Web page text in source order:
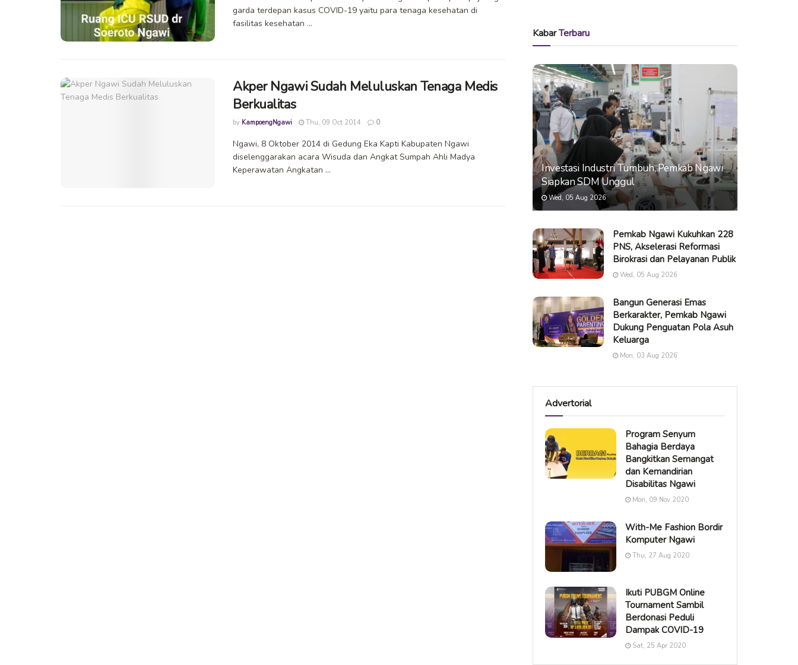
garda terdepan kasus COVID-19 yaitu para tenaga kesehatan di
fasilitas kesehatan ...
Akper Ngawi Sudah Meluluskan Tenaga Medis
Berkualitas
by KampoengNgawi Thu, 09 Oct 2014 0
Ngawi, 8 Oktober 2014 di Gedung Eka Kapti Kabupaten Ngawi
diselenggarakan acara Wisuda dan Angkat Sumpah Ahli Madya
Keperawatan Angkatan ...
KabarTerbaru
Investasi Industri Tumbuh, Pemkab Ngawi
Siapkan SDM Unggul
Wed, 05 Aug 2026
Pemkab Ngawi Kukuhkan 228
PNS, Akselerasi Reformasi
Birokrasi dan Pelayanan Publik
Wed, 05 Aug 2026
Bangun Generasi Emas
Berkarakter, Pemkab Ngawi
Dukung Penguatan Pola Asuh
Keluarga
Mon, 03 Aug 2026
Advertorial
Program Senyum
Bahagia Berdaya
Bangkitkan Semangat
dan Kemandirian
Disabilitas Ngawi
Mon, 09 Nov 2020
With-Me Fashion Bordir
Komputer Ngawi
Thu, 27 Aug 2020
Ikuti PUBGM Online
Tournament Sambil
Berdonasi Peduli
Dampak COVID-19
Sat, 25 Apr 2020